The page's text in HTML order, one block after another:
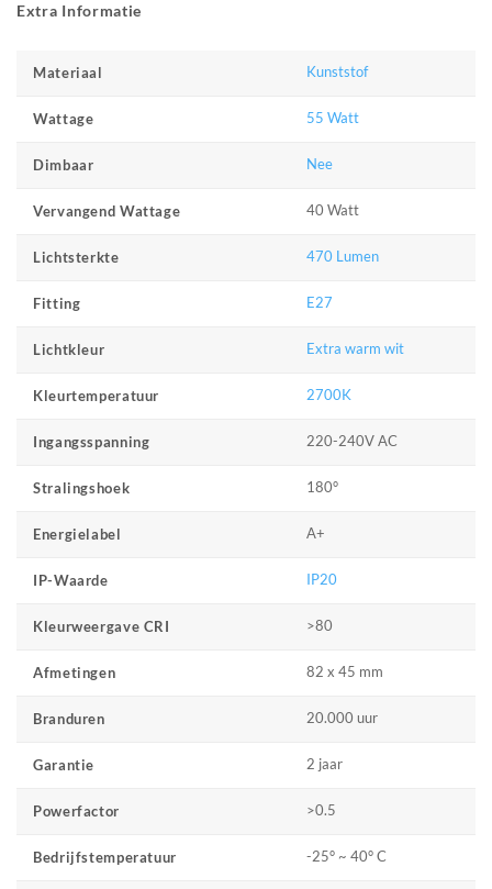
Extra Informatie
Materiaal Kunststof
Wattage 55 Watt
Dimbaar Nee
Vervangend Wattage 40 Watt
Lichtsterkte 470 Lumen
Fitting E27
Lichtkleur Extra warm wit
Kleurtemperatuur 2700K
Ingangsspanning 220-240V AC
Stralingshoek 180°
Energielabel A+
IP-Waarde IP20
Kleurweergave CRI >80
Afmetingen 82 x 45 mm
Branduren 20.000 uur
Garantie 2 jaar
Powerfactor >0.5
Bedrijfstemperatuur -25° ~ 40° C